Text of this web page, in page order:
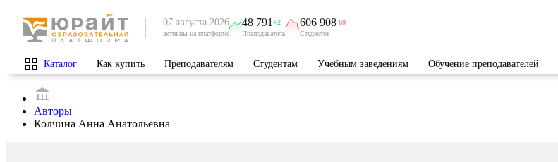
07 августа 2026
активны на платформе
48 791 +2
Преподаватель
606 908-69
Студентов
Каталог Как купить Преподавателям Студентам Учебным заведениям Обучение преподавателей
Авторы
Колчина Анна Анатольевна